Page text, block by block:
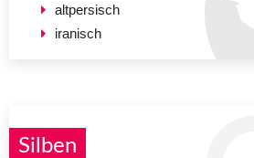
altpersisch
iranisch
Silben